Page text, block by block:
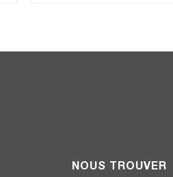
NOUS TROUVER